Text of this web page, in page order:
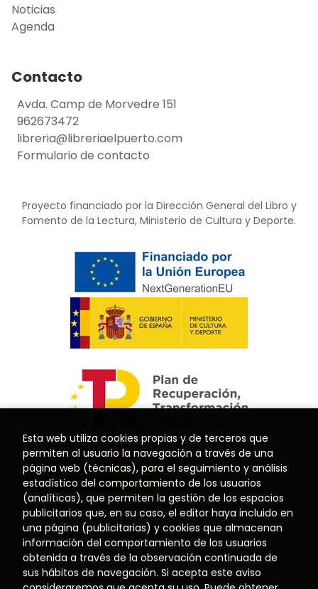
Noticias
Agenda
Contacto
Avda. Camp de Morvedre 151
962673472
libreria@libreriaelpuerto.com
Formulario de contacto
Proyecto financiado por la Dirección General del Libro y
Fomento de la Lectura, Ministerio de Cultura y Deporte.
Esta web utiliza cookies propias y de terceros que
permiten al usuario la navegación a través de una
página web (técnicas), para el seguimiento y análisis
estadístico del comportamiento de los usuarios
(analíticas), que permiten la gestión de los espacios
publicitarios que, en su caso, el editor haya incluido en
una página (publicitarias) y cookies que almacenan
información del comportamiento de los usuarios
obtenida a través de la observación continuada de
sus hábitos de navegación. Si acepta este aviso